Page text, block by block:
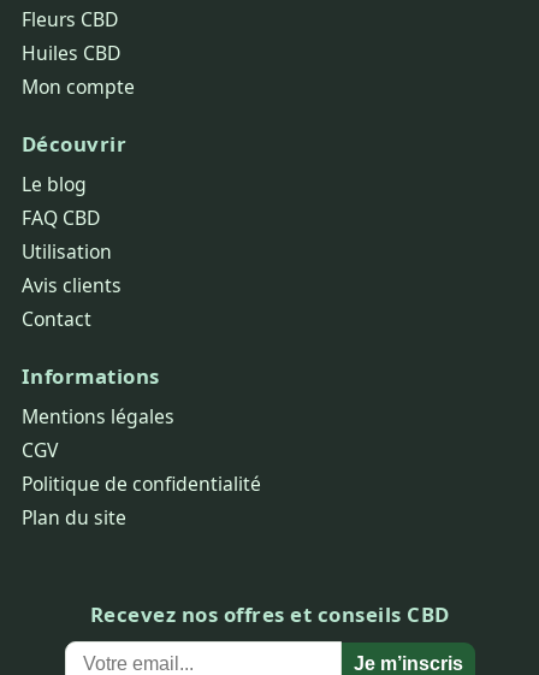
Fleurs CBD
Huiles CBD
Mon compte
Découvrir
Le blog
FAQ CBD
Utilisation
Avis clients
Contact
Informations
Mentions légales
CGV
Politique de confidentialité
Plan du site
Recevez nos offres et conseils CBD
Je m’inscris